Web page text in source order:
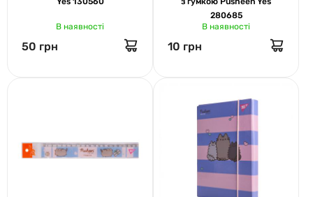
В наявності
50 грн
280685
В наявності
10 грн